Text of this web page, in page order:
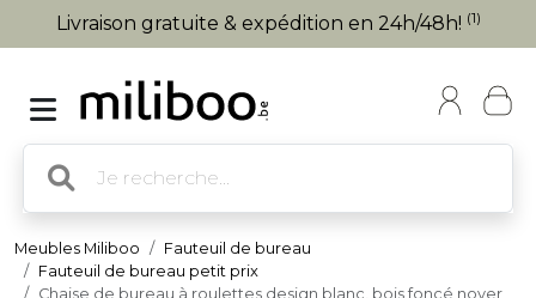
Livraison gratuite & expédition en 24h/48h! (1)
Meubles Miliboo
Fauteuil de bureau
Fauteuil de bureau petit prix
Chaise de bureau à roulettes design blanc, bois foncé noyer